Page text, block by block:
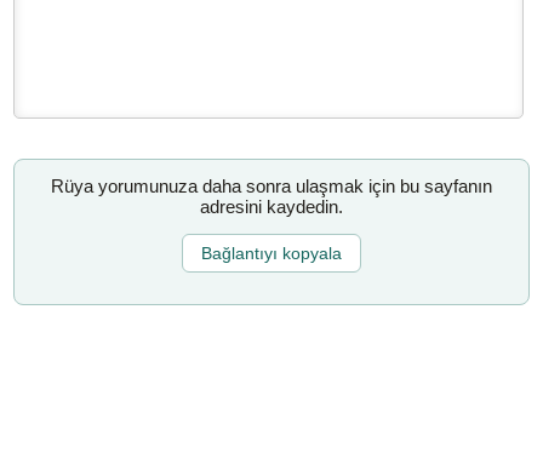
Rüya yorumunuza daha sonra ulaşmak için bu sayfanın
adresini kaydedin.
Bağlantıyı kopyala